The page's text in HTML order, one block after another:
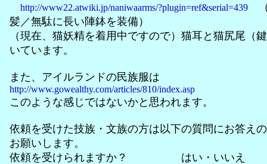
http://www22.atwiki.jp/naniwaarms/?plugin=ref&serial=439
髪／無駄に長い陣鉢を装備）
（現在、猫妖精を着用中ですので）猫耳と猫尻尾（
いています。
また、アイルランドの民族服は
http://www.gowealthy.com/articles/810/index.asp
このような感じではないかと思われます。
依頼を受けた技族・文族の方は以下の質問にお答え
お願いします。
依頼を受けられますか？ はい・いいえ